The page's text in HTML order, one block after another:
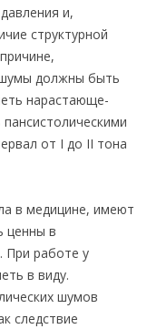
и,
структурной
шумы должны быть
нарастающе-
от I до II тона
в медицине, имеют
ценны в
При работе у
в виду.
шумов
следствие